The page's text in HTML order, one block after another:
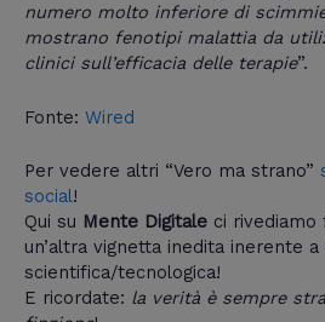
numero molto inferiore di
mostrano fenotipi malattia da
clinici sull’efficacia delle terapie”.
Fonte: Wired
Per vedere altri “Vero ma strano”
social!
Qui su Mente Digitale ci
un’altra vignetta inedita inerente
scientifica/tecnologica!
E ricordate: la verità è sempre